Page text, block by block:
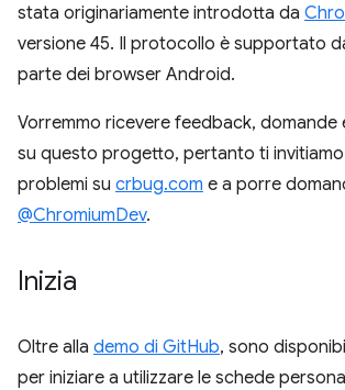
stata originariamente introdotta da
versione 45. Il protocollo è supportato
parte dei browser Android.
Vorremmo ricevere feedback, domande
su questo progetto, pertanto ti
problemi su crbug.com e a porre
@ChromiumDev.
Inizia
Oltre alla demo di GitHub, sono
per iniziare a utilizzare le schede